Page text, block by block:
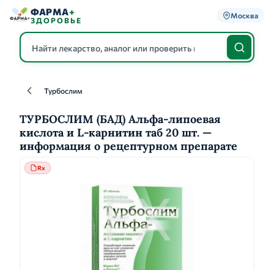
ФАРМА+
ЗДОРОВЬЕ
Москва
КаталогТурбослим
ТУРБОСЛИМ (БАД) Альфа-липоевая
кислота и L-карнитин таб 20 шт. —
информация о рецептурном препарате
Rx